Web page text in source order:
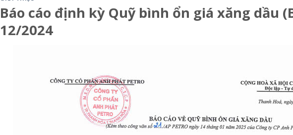
Báo cáo định kỳ Quỹ bình ổn giá xăng dầu
12/2024